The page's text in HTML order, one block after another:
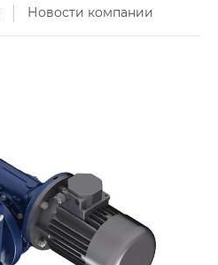
Новости компании